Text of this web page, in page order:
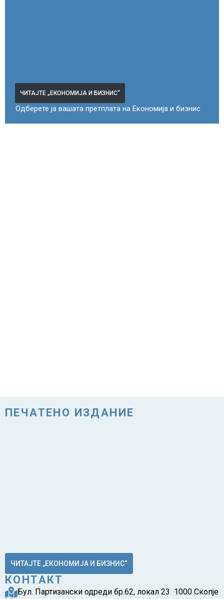
ЧИТАЈТЕ „ЕКОНОМИЈА И БИЗНИС“
Одберете ја вашата претплата на Економија и бизнис
ПЕЧАТЕНО ИЗДАНИЕ
ЧИТАЈТЕ „ЕКОНОМИЈА И БИЗНИС“
КОНТАКТ
Бул. Партизански одреди бр.62, локал 23 1000 Скопје